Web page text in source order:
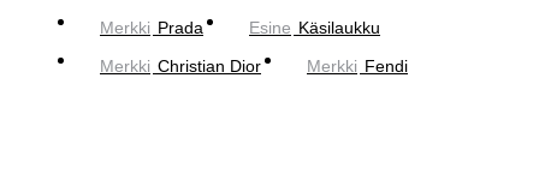
Merkki Prada Esine Käsilaukku
Merkki Christian Dior Merkki Fendi